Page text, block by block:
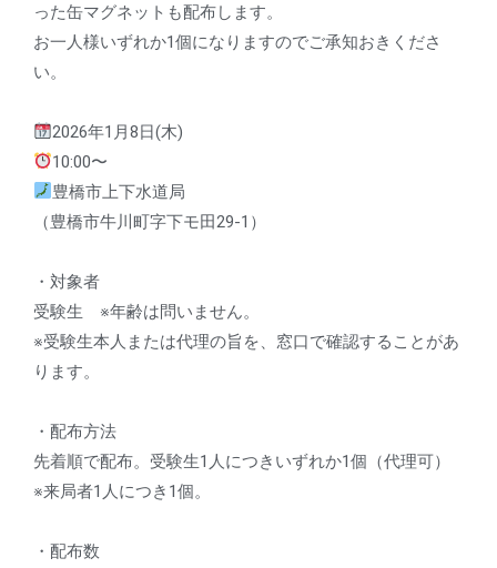
った缶マグネットも配布します。
お一人様いずれか1個になりますのでご承知おきくださ
い。
2026年1月8日(木)
10:00〜
豊橋市上下水道局
（豊橋市牛川町字下モ田29-1）
・対象者
受験生 ※年齢は問いません。
※受験生本人または代理の旨を、窓口で確認することがあ
ります。
・配布方法
先着順で配布。受験生1人につきいずれか1個（代理可）
※来局者1人につき1個。
・配布数